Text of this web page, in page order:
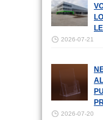
2026-07-21
2026-07-20